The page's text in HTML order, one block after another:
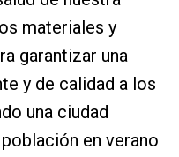
materiales y
garantizar una
y de calidad a los
una ciudad
en verano